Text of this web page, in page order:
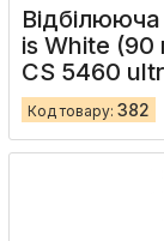
is White (90
CS 5460
Код товару: 382